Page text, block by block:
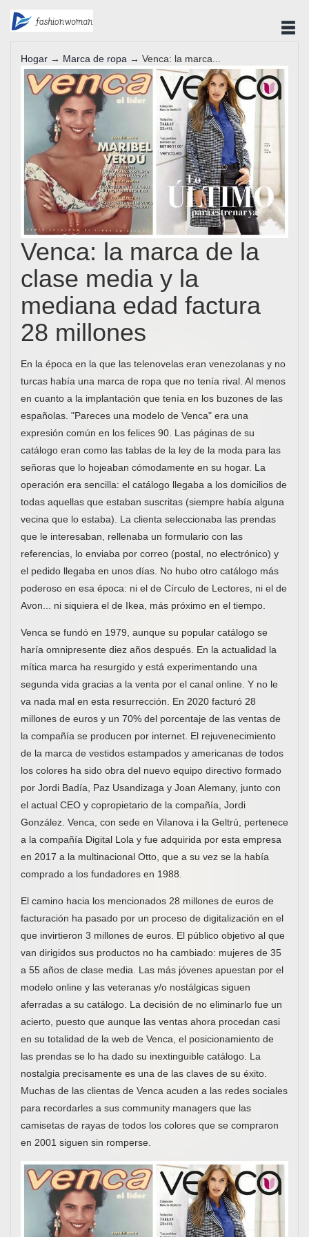
Hogar → Marca de ropa → Venca: la marca...
Venca: la marca de la
clase media y la
mediana edad factura
28 millones
En la época en la que las telenovelas eran venezolanas y no
turcas había una marca de ropa que no tenía rival. Al menos
en cuanto a la implantación que tenía en los buzones de las
españolas. "Pareces una modelo de Venca" era una
expresión común en los felices 90. Las páginas de su
catálogo eran como las tablas de la ley de la moda para las
señoras que lo hojeaban cómodamente en su hogar. La
operación era sencilla: el catálogo llegaba a los domicilios de
todas aquellas que estaban suscritas (siempre había alguna
vecina que lo estaba). La clienta seleccionaba las prendas
que le interesaban, rellenaba un formulario con las
referencias, lo enviaba por correo (postal, no electrónico) y
el pedido llegaba en unos días. No hubo otro catálogo más
poderoso en esa época: ni el de Círculo de Lectores, ni el de
Avon... ni siquiera el de Ikea, más próximo en el tiempo.
Venca se fundó en 1979, aunque su popular catálogo se
haría omnipresente diez años después. En la actualidad la
mítica marca ha resurgido y está experimentando una
segunda vida gracias a la venta por el canal online. Y no le
va nada mal en esta resurrección. En 2020 facturó 28
millones de euros y un 70% del porcentaje de las ventas de
la compañía se producen por internet. El rejuvenecimiento
de la marca de vestidos estampados y americanas de todos
los colores ha sido obra del nuevo equipo directivo formado
por Jordi Badía, Paz Usandizaga y Joan Alemany, junto con
el actual CEO y copropietario de la compañía, Jordi
González. Venca, con sede en Vilanova i la Geltrú, pertenece
a la compañía Digital Lola y fue adquirida por esta empresa
en 2017 a la multinacional Otto, que a su vez se la había
comprado a los fundadores en 1988.
El camino hacia los mencionados 28 millones de euros de
facturación ha pasado por un proceso de digitalización en el
que invirtieron 3 millones de euros. El público objetivo al que
van dirigidos sus productos no ha cambiado: mujeres de 35
a 55 años de clase media. Las más jóvenes apuestan por el
modelo online y las veteranas y/o nostálgicas siguen
aferradas a su catálogo. La decisión de no eliminarlo fue un
acierto, puesto que aunque las ventas ahora procedan casi
en su totalidad de la web de Venca, el posicionamiento de
las prendas se lo ha dado su inextinguible catálogo. La
nostalgia precisamente es una de las claves de su éxito.
Muchas de las clientas de Venca acuden a las redes sociales
para recordarles a sus community managers que las
camisetas de rayas de todos los colores que se compraron
en 2001 siguen sin romperse.